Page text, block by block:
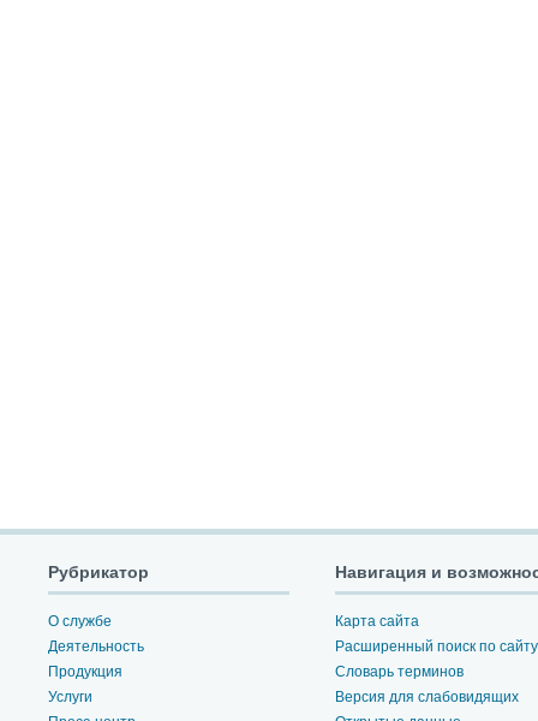
Рубрикатор
О службе
Деятельность
Продукция
Услуги
Навигация и
Карта сайта
Расширенный поиск по сайту
Словарь терминов
Версия для слабовидящих